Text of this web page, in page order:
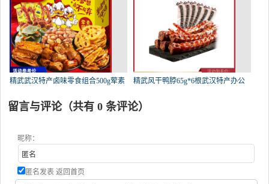
精武武汉特产卤味零食组合500g荤素 精武风干鸭脖65g*6根武汉特产办公
留言与评论（共有 0 条评论）
昵称：
匿名发表 返回首页